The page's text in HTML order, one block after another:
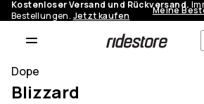
Kostenloser Versand und Rückversand.
Bestellungen. Jetzt kaufen Meine
Dope
Blizzard